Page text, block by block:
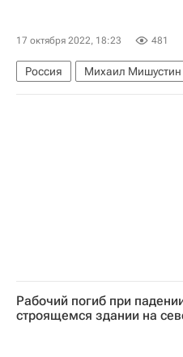
17 октября 2022, 18:23 481
Россия Михаил Мишустин
Ипотека
Рабочий погиб при
строящемся здании на